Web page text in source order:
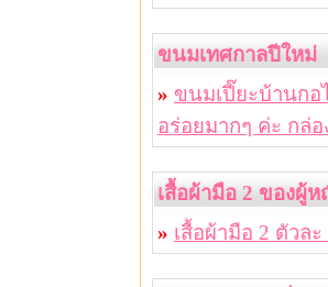
ขนมเทศกาลปีใหม่
» ขนมเปี๊ยะบ้านกอ
อร่อยมากๆ ค่ะ กล่
เสื้อผ้ามือ 2 ของผู้
» เสื้อผ้ามือ 2 ตัวล